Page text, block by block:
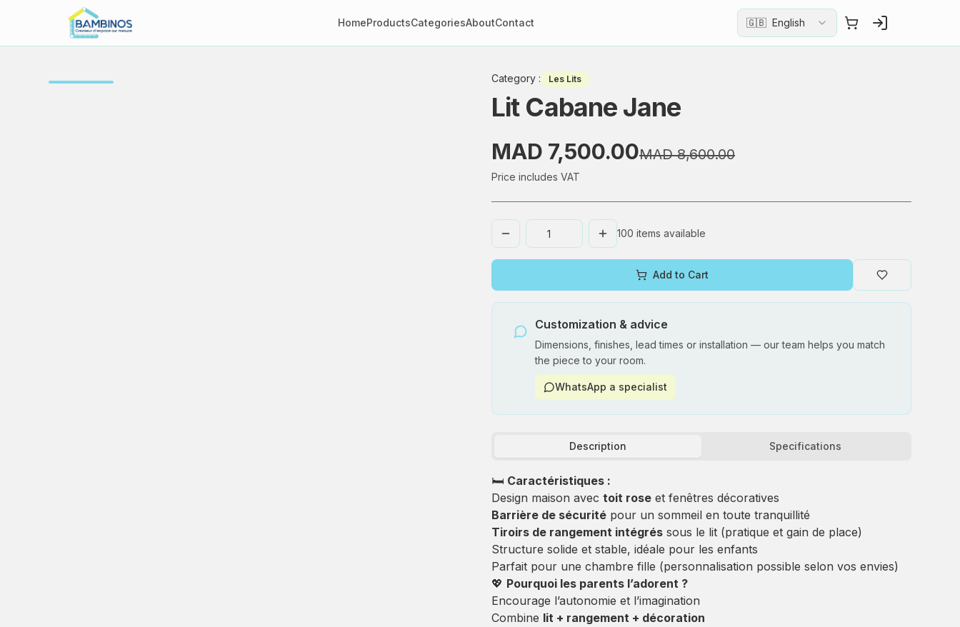
HomeProductsCategoriesAboutContact 🇬🇧 English
Category : Les Lits
Lit Cabane Jane
MAD 7,500.00MAD 8,600.00
Price includes VAT
100 items available
Add to Cart
Customization & advice
Dimensions, finishes, lead times or installation — our team helps you match
the piece to your room.
WhatsApp a specialist
Description Specifications
🛏️ Caractéristiques :
Design maison avec toit rose et fenêtres décoratives
Barrière de sécurité pour un sommeil en toute tranquillité
Tiroirs de rangement intégrés sous le lit (pratique et gain de place)
Structure solide et stable, idéale pour les enfants
Parfait pour une chambre fille (personnalisation possible selon vos envies)
💖 Pourquoi les parents l’adorent ?
Encourage l’autonomie et l’imagination
Combine lit + rangement + décoration